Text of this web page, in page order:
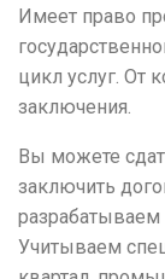
Имеет право
цикл услуг. От
заключения.
Вы можете
заключить
Учитываем